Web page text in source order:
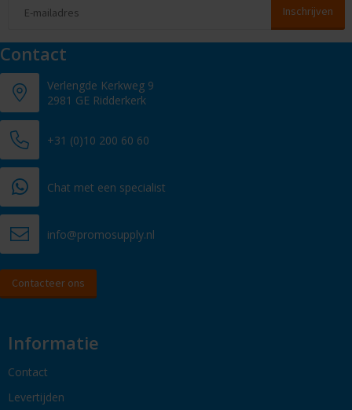
Contact
Verlengde Kerkweg 9
2981 GE Ridderkerk
+31 (0)10 200 60 60
Chat met een specialist
info@promosupply.nl
Contacteer ons
Informatie
Contact
Levertijden